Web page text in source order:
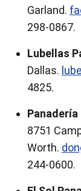
Garland.
298-0867.
Lubellas
Dallas.
4825.
Panadería
8751
Worth.
244-0600.